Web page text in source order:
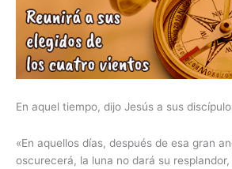
En aquel tiempo, dijo Jesús a sus
«En aquellos días, después de esa gran
oscurecerá, la luna no dará su